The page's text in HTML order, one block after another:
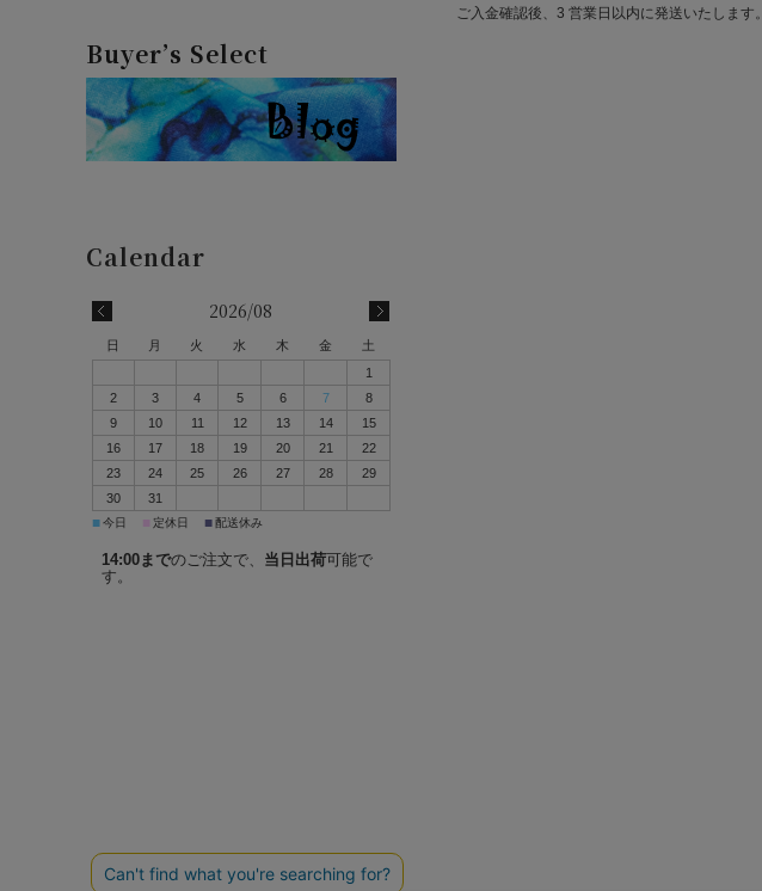
ご入金確認後、3 営業日以内に発送いたします。
Buyer’s Select
2026/08
日 月 火 水 木 金
土
1
2
3 4 5 6 7
8
9
10 11 12 13 14
15
16
17 18 19 20 21
22
23
24 25 26 27 28
29
30
31
■今日 ■ 定休日 ■配送休み
14:00までのご注文で、 当日出荷可能で
す。